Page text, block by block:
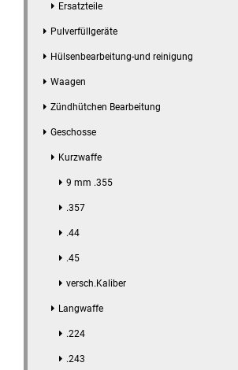
Ersatzteile
Pulverfüllgeräte
Hülsenbearbeitung-und reinigung
Waagen
Zündhütchen Bearbeitung
Geschosse
Kurzwaffe
9 mm .355
.357
.44
.45
versch.Kaliber
Langwaffe
.224
.243